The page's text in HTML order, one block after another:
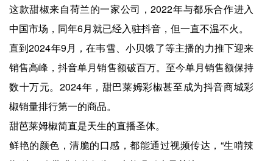
这款甜椒来自荷兰的一家公司，2022年与都乐合作进入
中国市场，同年6月就已经入驻抖音，但一直不温不火。
直到2024年9月，在韦雪、小贝饿了等主播的力推下迎来
销售高峰，抖音单月销售额破百万。至今单月销售额保持
数十万元。2024年，甜巴莱姆彩椒甚至成为抖音商城彩
椒销量排行第一的商品。
甜芭莱姆椒简直是天生的直播圣体。
鲜艳的颜色，清脆的口感，都能通过视频传达，“生啃辣